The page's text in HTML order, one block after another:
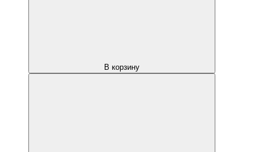
В корзину